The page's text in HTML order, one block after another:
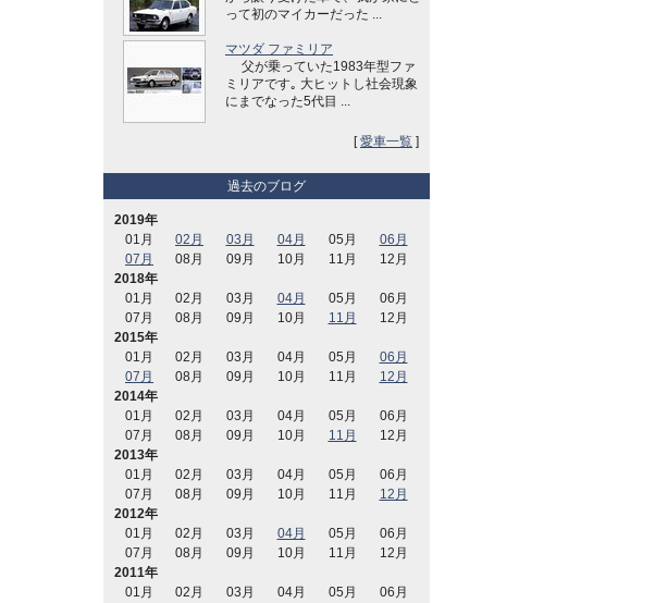
って初のマイカーだった ...
マツダ ファミリア
父が乗っていた1983年型ファ
ミリアです｡ 大ヒットし社会現象
にまでなった5代目 ...
[愛車一覧 ]
過去のブログ
2019年
01月
02月 03月 04月 05月
06月
07月
08月 09月 10月 11月
12月
2018年
01月
02月 03月 04月 05月
06月
07月
08月 09月 10月 11月
12月
2015年
01月
02月 03月 04月 05月
06月
07月
08月 09月 10月 11月
12月
2014年
01月
02月 03月 04月 05月
06月
07月
08月 09月 10月 11月
12月
2013年
01月
02月 03月 04月 05月
06月
07月
08月 09月 10月 11月
12月
2012年
01月
02月 03月 04月 05月
06月
07月
08月 09月 10月 11月
12月
2011年
01月
02月 03月 04月 05月
06月